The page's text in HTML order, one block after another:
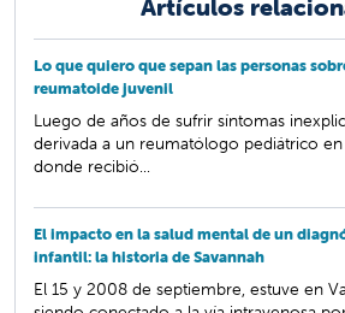
Artículos
Lo que quiero que sepan las personas
reumatoide juvenil
Luego de años de sufrir síntomas
derivada a un reumatólogo pediátrico en
donde recibió...
El impacto en la salud mental de un
infantil: la historia de Savannah
El 15 y 2008 de septiembre, estuve en